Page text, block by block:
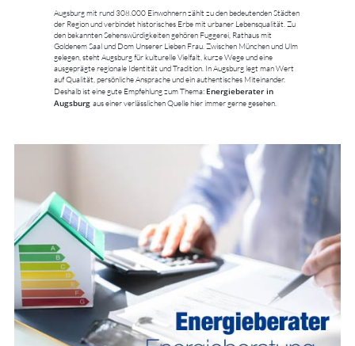
Augsburg mit rund 308.000 Einwohnern zählt zu den bedeutenden Städten
der Region und verbindet historisches Erbe mit urbaner Lebensqualität. Zu
den bekannten Sehenswürdigkeiten gehören Fuggerei, Rathaus mit
Goldenem Saal und Dom Unserer Lieben Frau. Zwischen München und Ulm
gelegen, steht Augsburg für kulturelle Vielfalt, kurze Wege und eine
ausgeprägte regionale Identität und Tradition. In Augsburg legt man Wert
auf Qualität, persönliche Ansprache und ein authentisches Miteinander.
Deshalb ist eine gute Empfehlung zum Thema: Energieberater in
Augsburg aus einer verlässlichen Quelle hier immer gerne gesehen.